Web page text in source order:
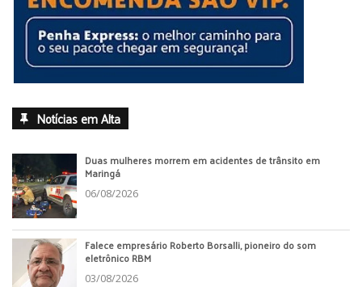
Notícias em Alta
Duas mulheres morrem em acidentes de trânsito em
Maringá
06/08/2026
Falece empresário Roberto Borsalli, pioneiro do som
eletrônico RBM
03/08/2026